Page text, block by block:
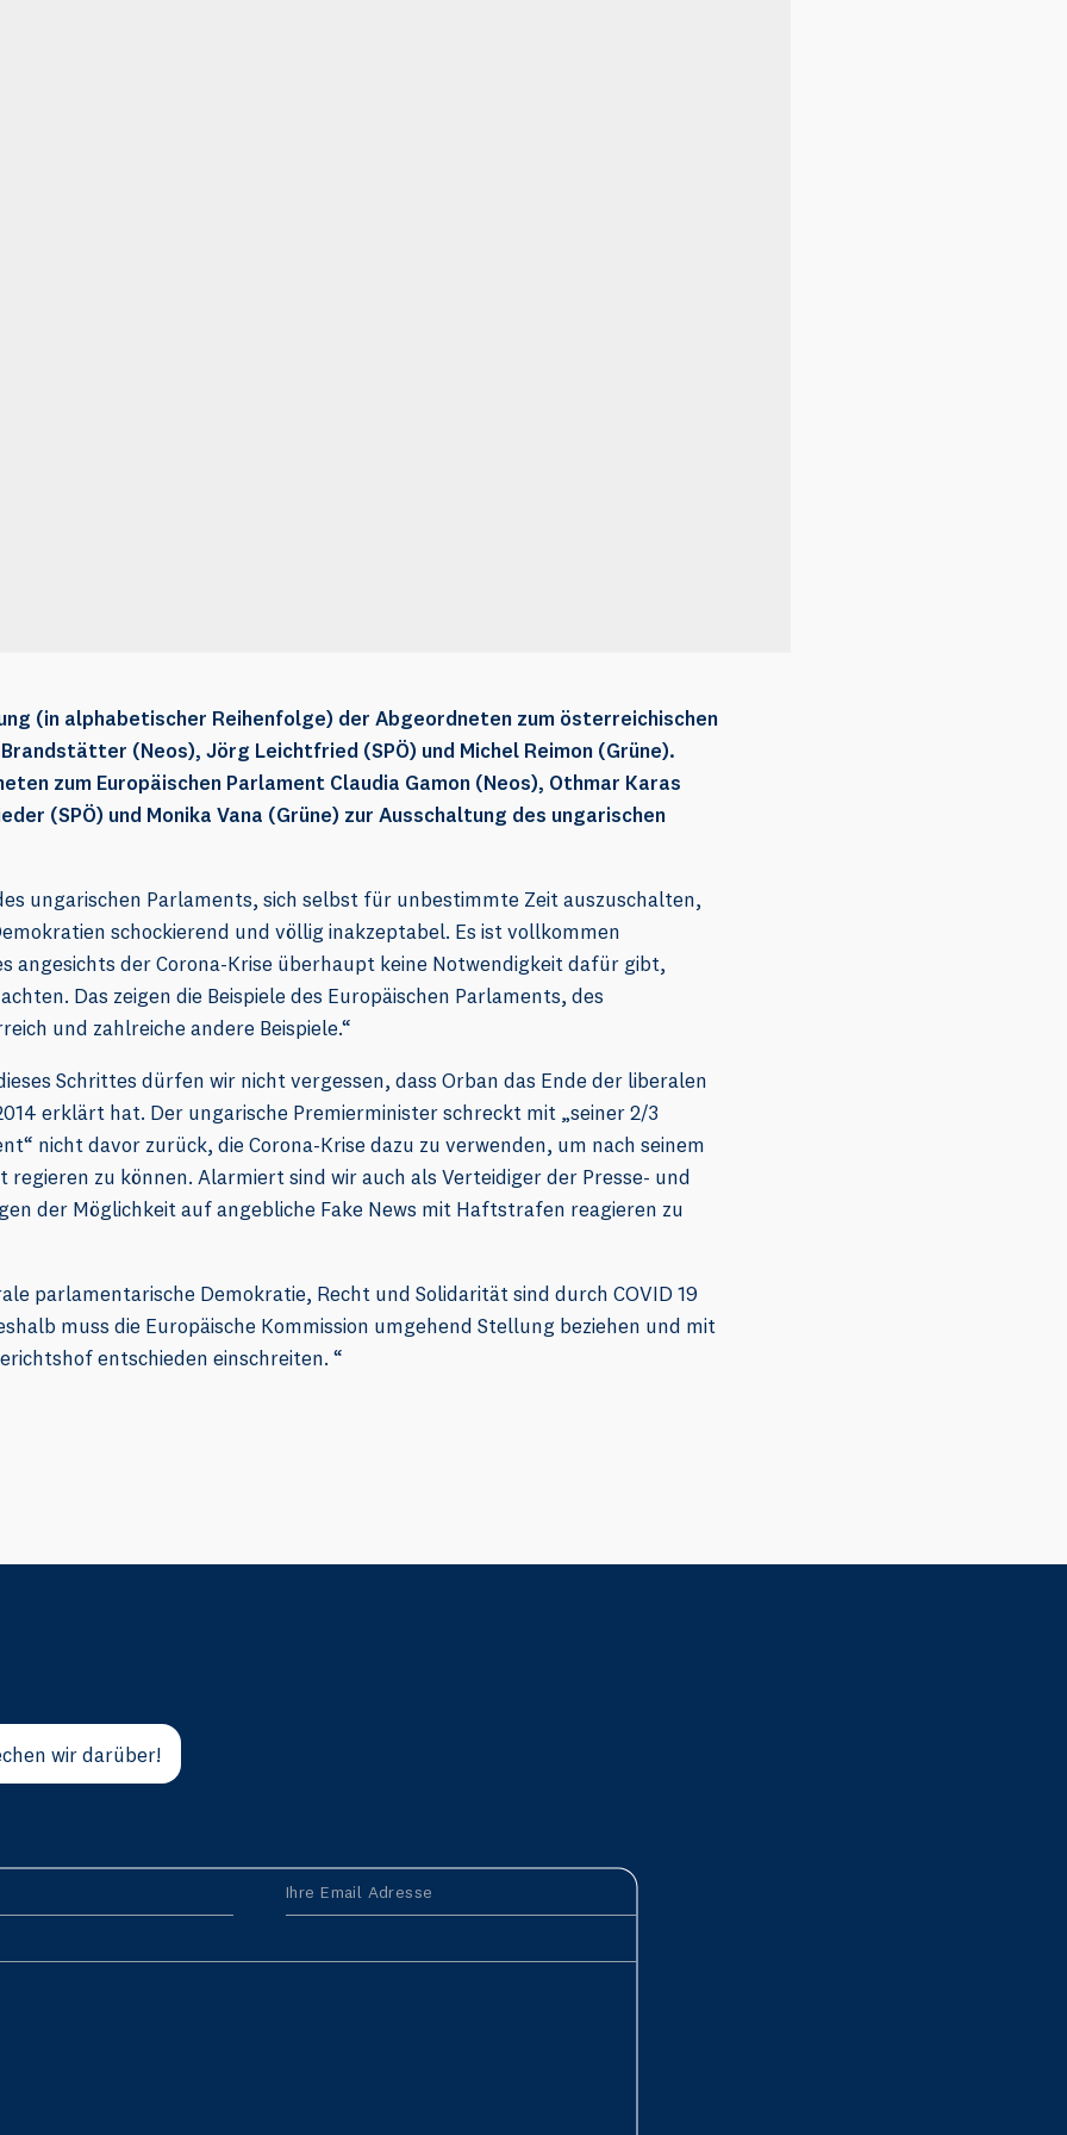
(in alphabetischer Reihenfolge) der Abgeordneten zum österreichischen
(Neos), Jörg Leichtfried (SPÖ) und Michel Reimon (Grüne).
zum Europäischen Parlament Claudia Gamon (Neos), Othmar Karas
(SPÖ) und Monika Vana (Grüne) zur Ausschaltung des ungarischen
ungarischen Parlaments, sich selbst für unbestimmte Zeit auszuschalten,
schockierend und völlig inakzeptabel. Es ist vollkommen
angesichts der Corona-Krise überhaupt keine Notwendigkeit dafür gibt,
Das zeigen die Beispiele des Europäischen Parlaments, des
und zahlreiche andere Beispiele.“
Schrittes dürfen wir nicht vergessen, dass Orban das Ende der liberalen
erklärt hat. Der ungarische Premierminister schreckt mit „seiner 2/3
nicht davor zurück, die Corona-Krise dazu zu verwenden, um nach seinem
regieren zu können. Alarmiert sind wir auch als Verteidiger der Presse- und
der Möglichkeit auf angebliche Fake News mit Haftstrafen reagieren zu
parlamentarische Demokratie, Recht und Solidarität sind durch COVID 19
muss die Europäische Kommission umgehend Stellung beziehen und mit
entschieden einschreiten. “
wir darüber!
Ihre Email Adresse